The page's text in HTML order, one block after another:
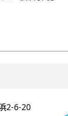
2-6-20